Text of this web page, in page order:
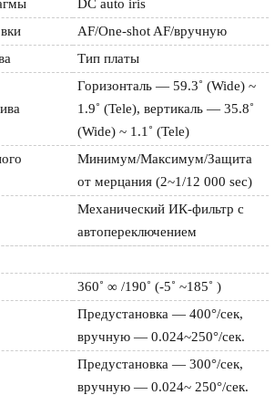
DC auto iris
AF/One-shot AF/вручную
Тип платы
Горизонталь — 59.3˚ (Wide) ~
1.9˚ (Tele), вертикаль — 35.8˚
(Wide) ~ 1.1˚ (Tele)
Минимум/Максимум/Защита
от мерцания (2~1/12 000 sec)
Механический ИК-фильтр с
автопереключением
360˚ ∞ /190˚ (-5˚ ~185˚ )
Предустановка — 400°/сек,
вручную — 0.024~250°/сек.
Предустановка — 300°/сек,
вручную — 0.024~ 250°/сек.